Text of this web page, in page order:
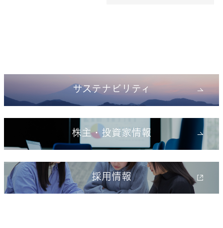
サステナビリティ
株主・投資家情報
採用情報